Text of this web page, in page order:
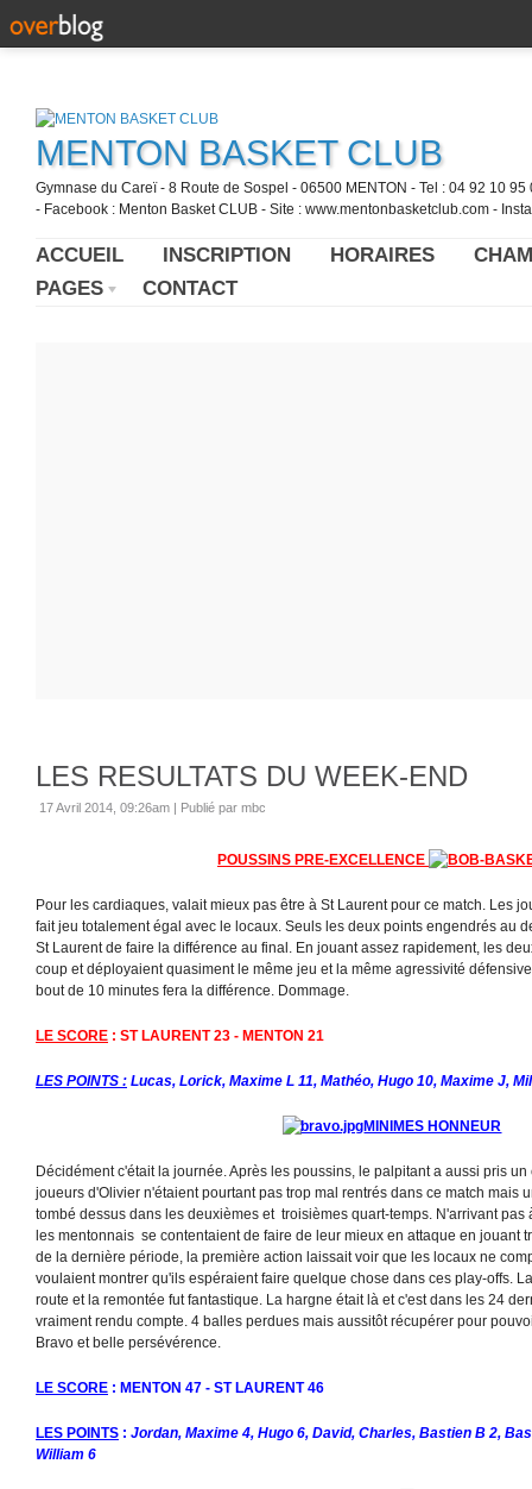
MENTON BASKET CLUB
Gymnase du Careï - 8 Route de Sospel - 06500 MENTON - Tel : 04 92 10
- Facebook : Menton Basket CLUB - Site : www.mentonbasketclub.com -
ACCUEIL INSCRIPTION HORAIRES
PAGES
CONTACT
LES RESULTATS DU WEEK-END
17 Avril 2014, 09:26am | Publié par mbc
POUSSINS PRE-EXCELLENCE
Pour les cardiaques, valait mieux pas être à St Laurent pour ce match. Les
fait jeu totalement égal avec le locaux. Seuls les deux points engendrés au
St Laurent de faire la différence au final. En jouant assez rapidement, les
coup et déployaient quasiment le même jeu et la même agressivité
bout de 10 minutes fera la différence. Dommage.
LE SCORE : ST LAURENT 23 - MENTON 21
LES POINTS : Lucas, Lorick, Maxime L 11, Mathéo, Hugo 10, Maxime J,
MINIMES HONNEUR
Décidément c'était la journée. Après les poussins, le palpitant a aussi pris
joueurs d'Olivier n'étaient pourtant pas trop mal rentrés dans ce match mais
tombé dessus dans les deuxièmes et troisièmes quart-temps. N'arrivant pas
les mentonnais se contentaient de faire de leur mieux en attaque en jouant
de la dernière période, la première action laissait voir que les locaux ne
voulaient montrer qu'ils espéraient faire quelque chose dans ces play-offs.
route et la remontée fut fantastique. La hargne était là et c'est dans les 24
vraiment rendu compte. 4 balles perdues mais aussitôt récupérer pour
Bravo et belle persévérence.
LE SCORE : MENTON 47 - ST LAURENT 46
LES POINTS : Jordan, Maxime 4, Hugo 6, David, Charles, Bastien B 2,
William 6